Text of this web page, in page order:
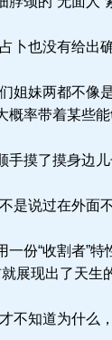
卜也没有给出
姐妹两都不像
概率带着某些
摸了摸身边儿
是说过在外面
份“收割者”
展现出了天生
不知道为什么